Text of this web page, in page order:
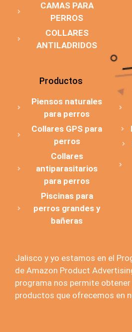
CAMAS PARA
PERROS
COLLARES
ANTILADRIDOS
Productos
Piensos naturales
para perros
Collares GPS para
perros
Collares
antiparasitarios
para perros
Piscinas para
perros grandes y
bañeras
Jalisco y yo estamos en el
de Amazon Product
programa nos permite
productos que ofrecemos en